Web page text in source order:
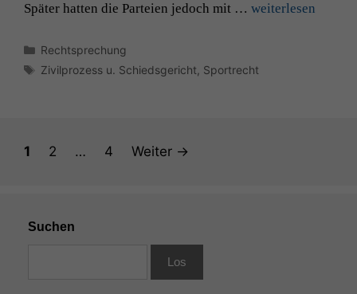
Später hat­ten die Parteien jedoch mit … weit­er­lesen
Kategorien
Rechtsprechung
Schlagwörter
Zivilprozess u. Schiedsgericht Sportrecht
Seite
1 Seite
2 … Seite
4 Weiter →
Suchen